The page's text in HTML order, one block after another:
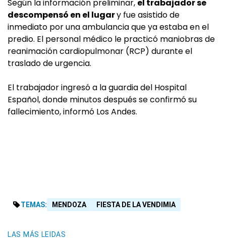
Según la información preliminar, el trabajador se
descompensó en el lugary fue asistido de
inmediato por una ambulancia que ya estaba en el
predio. El personal médico le practicó maniobras de
reanimación cardiopulmonar (RCP) durante el
traslado de urgencia.
El trabajador ingresó a la guardia del Hospital
Español, donde minutos después se confirmó su
fallecimiento, informó Los Andes.
TEMAS: MENDOZA FIESTA DE LA VENDIMIA
LAS MÁS LEIDAS